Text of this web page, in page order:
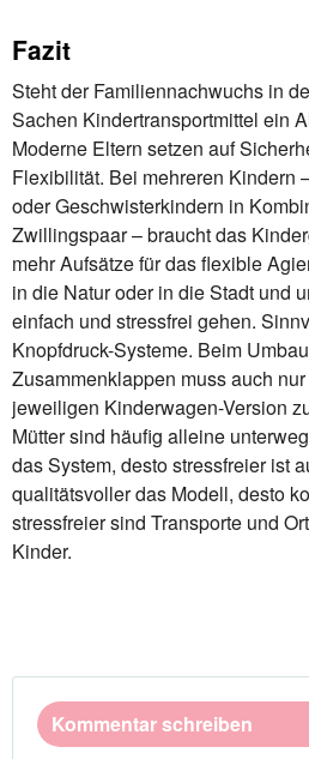
Fazit
Steht der Familiennachwuchs in
Sachen Kindertransportmittel ein
Moderne Eltern setzen auf
Flexibilität. Bei mehreren Kindern
oder Geschwisterkindern in
Zwillingspaar – braucht das
mehr Aufsätze für das flexible
in die Natur oder in die Stadt und
einfach und stressfrei gehen.
Knopfdruck-Systeme. Beim
Zusammenklappen muss auch
jeweiligen Kinderwagen-Version
Mütter sind häufig alleine
das System, desto stressfreier ist
qualitätsvoller das Modell, desto
stressfreier sind Transporte und
Kinder.
Kommentar schreiben